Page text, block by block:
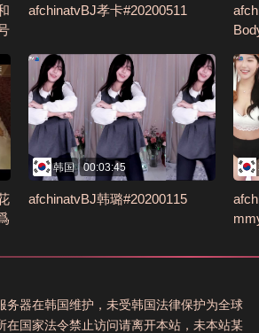
afchinatvBJ孝卡#20200511
韩国 00:03:45
afchinatvBJ韩璐#20200115
务器在韩国维护，未受韩国法律保护为全球
在国家法令禁止访问请离开本站，未本站某